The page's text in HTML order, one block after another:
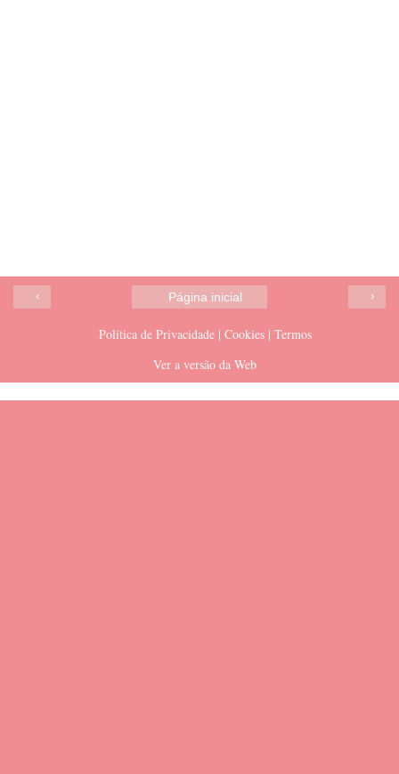
‹ ›
Página inicial
Política de Privacidade | Cookies | Termos
Ver a versão da Web